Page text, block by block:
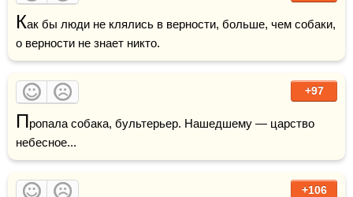
Как бы люди не клялись в верности, больше, чем собаки,
о верности не знает никто.
+97
Пропала собака, бультерьер. Нашедшему — царство
небесное...
+106